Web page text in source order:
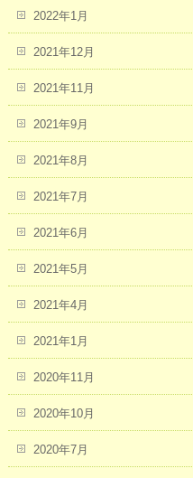
2022年1月
2021年12月
2021年11月
2021年9月
2021年8月
2021年7月
2021年6月
2021年5月
2021年4月
2021年1月
2020年11月
2020年10月
2020年7月